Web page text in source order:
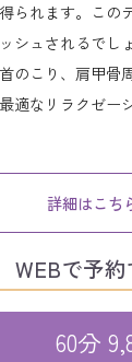
られます。この
シュされるでしょ
のこり、肩甲骨
適なリラクゼー
詳細はこち
WEBで予約
60分